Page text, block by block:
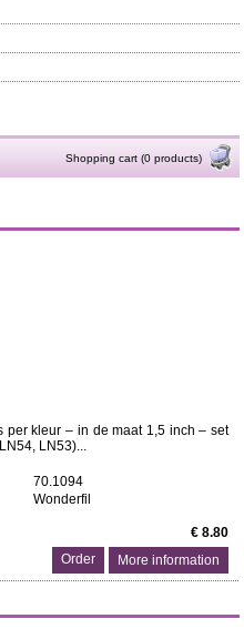
Shopping cart (0 products)
per kleur – in de maat 1,5 inch – set
LN53)...
70.1094
Wonderfil
€ 8.80
More information